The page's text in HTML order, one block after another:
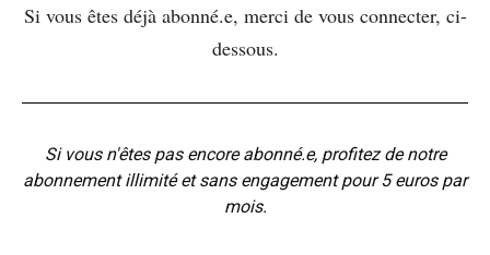
Si vous êtes déjà abonné.e, merci de vous connecter, ci-
dessous.
Si vous n'êtes pas encore abonné.e, profitez de notre
abonnement illimité et sans engagement pour 5 euros par
mois.